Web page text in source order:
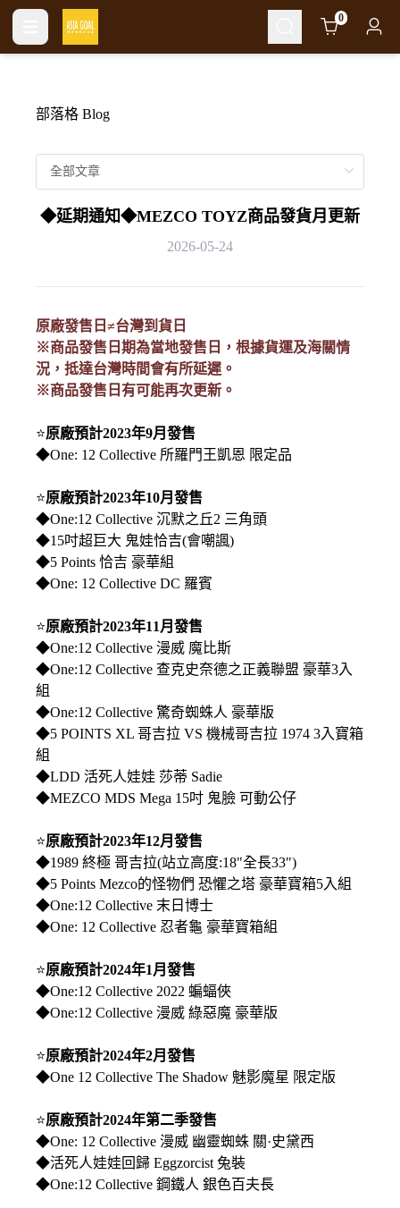
Cart 0
部落格 Blog
◆延期通知◆MEZCO TOYZ商品發貨月更新
2026-05-24
原廠發售日≠台灣到貨日
※商品發售日期為當地發售日，根據貨運及海關情
況，抵達台灣時間會有所延遲。
※商品發售日有可能再次更新。
⭐原廠預計2023年9月發售
◆One: 12 Collective 所羅門王凱恩 限定品
⭐原廠預計2023年10月發售
◆One:12 Collective 沉默之丘2 三角頭
◆15吋超巨大 鬼娃恰吉(會嘲諷)
◆5 Points 恰吉 豪華組
◆One: 12 Collective DC 羅賓
⭐原廠預計2023年11月發售
◆One:12 Collective 漫威 魔比斯
◆One:12 Collective 查克史奈德之正義聯盟 豪華3入
組
◆One:12 Collective 驚奇蜘蛛人 豪華版
◆5 POINTS XL 哥吉拉 VS 機械哥吉拉 1974 3入寶箱
組
◆LDD 活死人娃娃 莎蒂 Sadie
◆MEZCO MDS Mega 15吋 鬼臉 可動公仔
⭐原廠預計2023年12月發售
◆1989 終極 哥吉拉(站立高度:18"全長33")
◆5 Points Mezco的怪物們 恐懼之塔 豪華寶箱5入組
◆One:12 Collective 末日博士
◆One: 12 Collective 忍者龜 豪華寶箱組
⭐原廠預計2024年1月發售
◆One:12 Collective 2022 蝙蝠俠
◆One:12 Collective 漫威 綠惡魔 豪華版
⭐原廠預計2024年2月發售
◆One 12 Collective The Shadow 魅影魔星 限定版
⭐原廠預計2024年第二季發售
◆One: 12 Collective 漫威 幽靈蜘蛛 關·史黛西
◆活死人娃娃回歸 Eggzorcist 兔裝
◆One:12 Collective 鋼鐵人 銀色百夫長